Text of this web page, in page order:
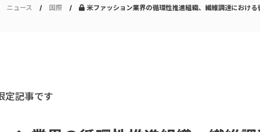
ニュース 国際 米ファッション業界の循環性推進組織、繊維調達におけ
定記事です